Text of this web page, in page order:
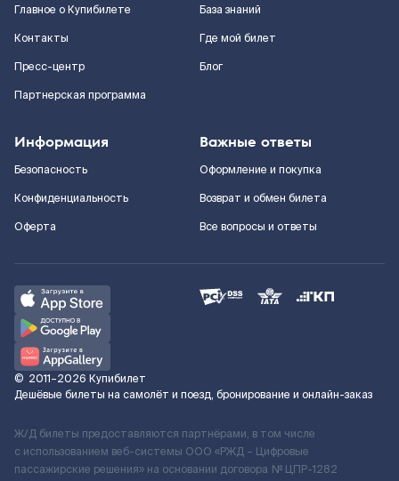
Главное о Купибилете
Контакты
Пресс-центр
Партнерская программа
База знаний
Где мой билет
Блог
Информация
Безопасность
Конфиденциальность
Оферта
Важные ответы
Оформление и покупка
Возврат и обмен билета
Все вопросы и ответы
© 2011–2026 Купибилет
Дешёвые билеты на самолёт и поезд, бронирование и онлайн-заказ
Ж/Д билеты предоставляются партнёрами, в том числе
с использованием веб-системы ООО «РЖД – Цифровые
пассажирские решения» на основании договора № ЦПР-1282